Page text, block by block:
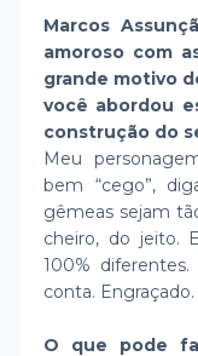
Marcos
amoroso com
grande motivo
você abordou
construção do
Meu
bem “cego”,
gêmeas sejam
cheiro, do jeito.
100%
conta. Engraçado.
O que pode